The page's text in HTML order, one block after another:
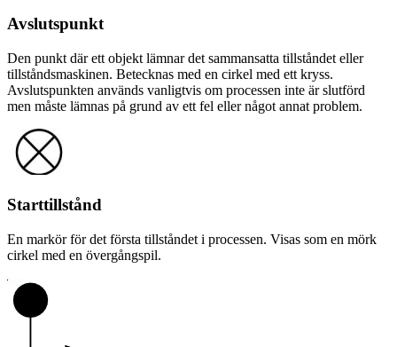
Avslutspunkt
Den punkt där ett objekt lämnar det sammansatta tillståndet eller
tillståndsmaskinen. Betecknas med en cirkel med ett kryss.
Avslutspunkten används vanligtvis om processen inte är slutförd
men måste lämnas på grund av ett fel eller något annat problem.
Starttillstånd
En markör för det första tillståndet i processen. Visas som en mörk
cirkel med en övergångspil.